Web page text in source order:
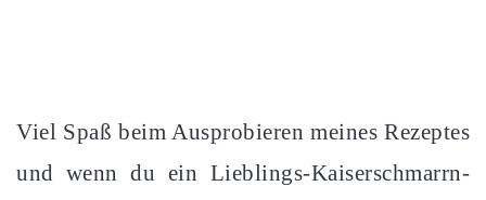
Viel Spaß beim Ausprobieren meines Rezeptes
und wenn du ein Lieblings-Kaiserschmarrn-